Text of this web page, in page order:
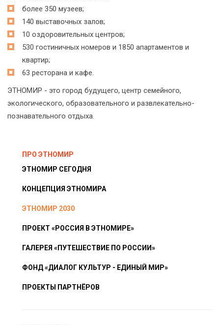
более 350 музеев;
140 выставочных залов;
10 оздоровительных центров;
530 гостиничных номеров и 1850 апартаментов и
квартир;
63 ресторана и кафе.
ЭТНОМИР - это город будущего, центр семейного,
экологического, образовательного и развлекательно-
познавательного отдыха.
ПРО ЭТНОМИР
ЭТНОМИР СЕГОДНЯ
КОНЦЕПЦИЯ ЭТНОМИРА
ЭТНОМИР 2030
ПРОЕКТ «РОССИЯ В ЭТНОМИРЕ»
ГАЛЕРЕЯ «ПУТЕШЕСТВИЕ ПО РОССИИ»
ФОНД «ДИАЛОГ КУЛЬТУР - ЕДИНЫЙ МИР»
ПРОЕКТЫ ПАРТНЁРОВ